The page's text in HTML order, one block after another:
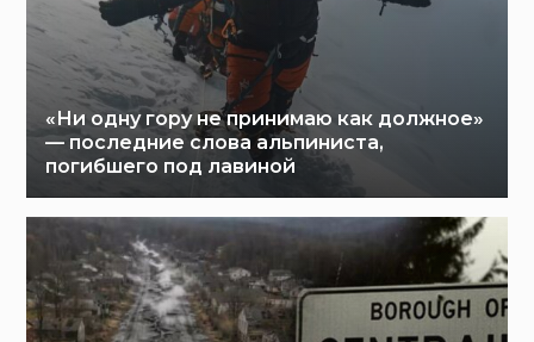
«Ни одну гору не принимаю как должное»
— последние слова альпиниста,
погибшего под лавиной